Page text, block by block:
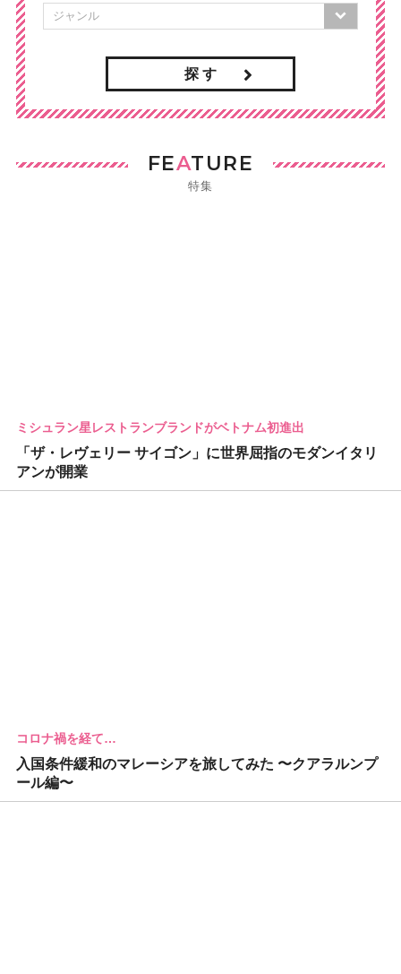
探 す
FEATURE
特集
ミシュラン星レストランブランドがベトナム初進出
「ザ・レヴェリー サイゴン」に世界屈指のモダンイタリ
アンが開業
コロナ禍を経て…
入国条件緩和のマレーシアを旅してみた 〜クアラルンプ
ール編〜